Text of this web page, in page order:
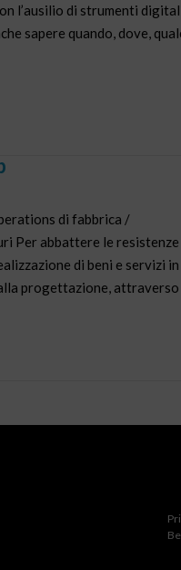
l’ausilio di strumenti
sapere quando, dove,
di fabbrica /
Per abbattere le resistenze
di beni e servizi in
progettazione, attraverso